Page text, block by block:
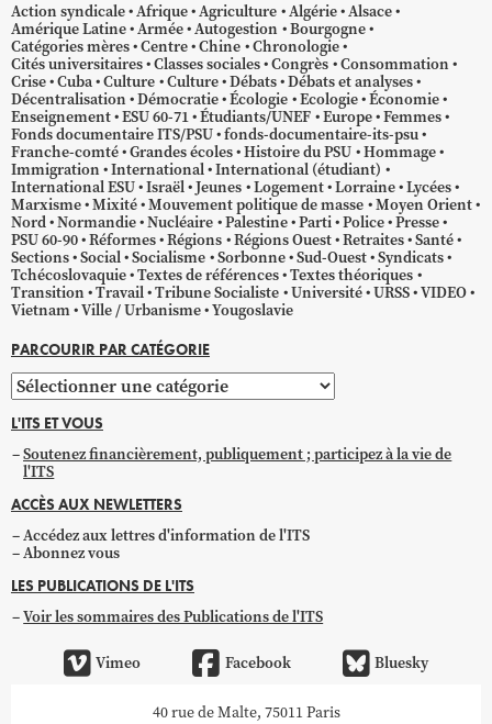
Action syndicale Afrique Agriculture Algérie Alsace
Amérique Latine Armée Autogestion
Bourgogne
Catégories mères Centre Chine Chronologie
Cités universitaires Classes sociales Congrès Consommation
Crise Cuba Culture Culture Débats Débats et analyses
Décentralisation Démocratie Écologie Ecologie Économie
Enseignement ESU 60-71 Étudiants/UNEF Europe Femmes
Fonds documentaire ITS/PSU fonds-documentaire-its-psu
Franche-comté Grandes écoles Histoire du PSU Hommage
Immigration International International (étudiant)
International ESU Israël Jeunes Logement Lorraine Lycées
Marxisme Mixité Mouvement politique de masse Moyen Orient
Nord Normandie Nucléaire Palestine Parti Police Presse
PSU 60-90 Réformes Régions Régions Ouest Retraites Santé
Sections Social Socialisme Sorbonne Sud-Ouest Syndicats
Tchécoslovaquie Textes de références Textes théoriques
Transition Travail Tribune Socialiste Université URSS VIDEO
Vietnam Ville / Urbanisme Yougoslavie
PARCOURIR PAR CATÉGORIE
Parcourir
par
catégorie
L'ITS ET VOUS
Soutenez financièrement, publiquement ; participez à la vie de
l'ITS
ACCÈS AUX NEWLETTERS
Accédez aux lettres d'information de l'ITS
Abonnez vous
LES PUBLICATIONS DE L'ITS
Voir les sommaires des Publications de l'ITS
Vimeo Facebook Bluesky
40 rue de Malte, 75011 Paris